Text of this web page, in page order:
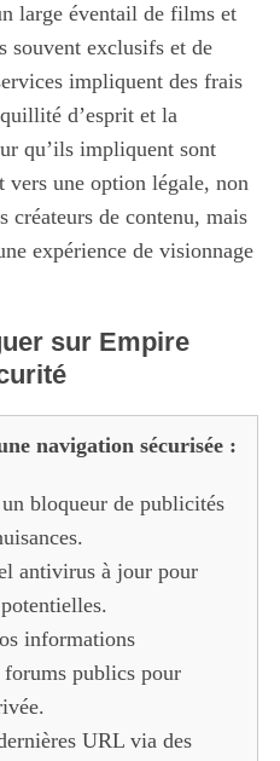
large éventail de films et
souvent exclusifs et de
impliquent des frais
d’esprit et la
qu’ils impliquent sont
vers une option légale, non
créateurs de contenu, mais
expérience de visionnage
sur Empire
navigation sécurisée :
bloqueur de publicités
antivirus à jour pour
informations
forums publics pour
URL via des